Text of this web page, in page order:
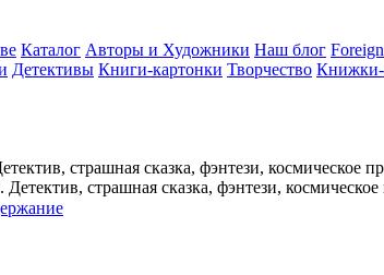
Каталог Авторы и Художники Наш блог
Детективы Книги-картонки Творчество
страшная сказка, фэнтези, космическое